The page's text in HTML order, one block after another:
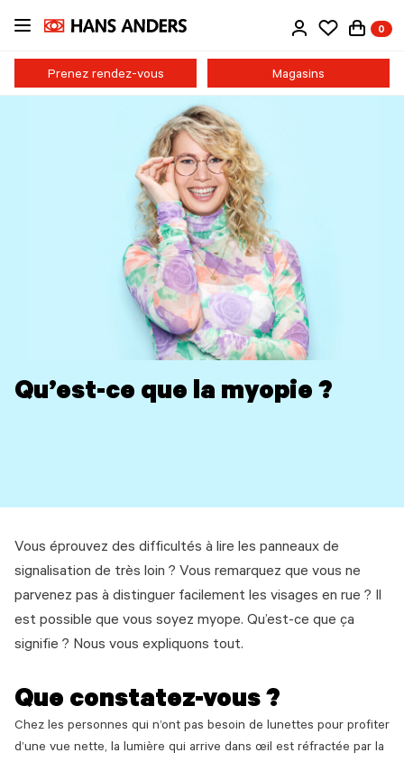
Passer
contenu
principal
0
Prenez rendez-vous Magasins
Qu’est-ce que la myopie ?
Vous éprouvez des difficultés à lire les panneaux de
signalisation de très loin ? Vous remarquez que vous ne
parvenez pas à distinguer facilement les visages en rue ? Il
est possible que vous soyez myope. Qu’est-ce que ça
signifie ? Nous vous expliquons tout.
Que constatez-vous ?
Chez les personnes qui n’ont pas besoin de lunettes pour profiter
d’une vue nette, la lumière qui arrive dans œil est réfractée par la